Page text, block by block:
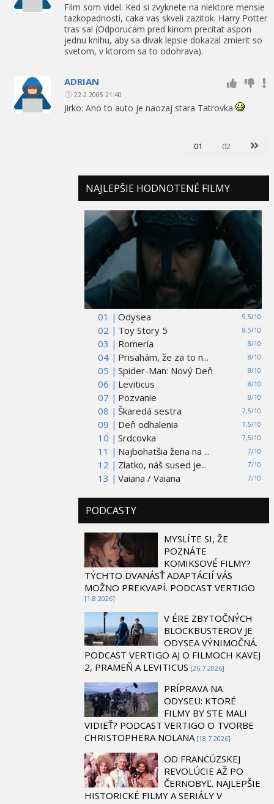
Film som videl. Ked si zvyknete na niektore mensie
tazkopadnosti, caka vas skveli zazitok. Harry Potter
tras sa! (Odporucam pred kinom precitat aspon
jednu knihu, aby sa divak lepsie dokazal zmierit so
svetom, v ktorom sa to odohrava).
ADRIAN
22.2.2005 21:40
Jirko: Ano to auto je naozaj stara Tatrovka
01 02
NAJLEPŠIE HODNOTENÉ FILMY
01 | 9,5/10
Odysea
02 |
8,5/10
Toy Story 5
03 |
8/10
Romería
04 |
8/10
Prisahám, že za to n...
05 |
8/10
Spider-Man: Nový Deň
06 |
8/10
Leviticus
07 |
8/10
Pozvanie
08 |
7,5/10
Škaredá sestra
09 |
7,5/10
Deň odhalenia
10 |
7,5/10
Srdcovka
11 |
7/10
Najbohatšia žena na ...
12 |
7/10
Zlatko, náš sused je...
13 |
7/10
Vaiana / Vaiana
PODCASTY
MYSLÍTE SI, ŽE
POZNÁTE
KOMIKSOVÉ FILMY?
TÝCHTO DVANÁSŤ ADAPTÁCIÍ VÁS
MOŽNO PREKVAPÍ. PODCAST VERTIGO
[1.8 2026]
V ÉRE ZBYTOČNÝCH
BLOCKBUSTEROV JE
ODYSEA VÝNIMOČNÁ.
PODCAST VERTIGO AJ O FILMOCH KAVEJ
2, PRAMEŇ A LEVITICUS [26.7 2026]
PRÍPRAVA NA
ODYSEU: KTORÉ
FILMY BY STE MALI
VIDIEŤ? PODCAST VERTIGO O TVORBE
CHRISTOPHERA NOLANA [18.7 2026]
OD FRANCÚZSKEJ
REVOLÚCIE AŽ PO
ČERNOBYĽ. NAJLEPŠIE
HISTORICKÉ FILMY A SERIÁLY V